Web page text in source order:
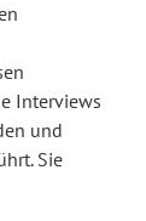
Interviews
und
Sie